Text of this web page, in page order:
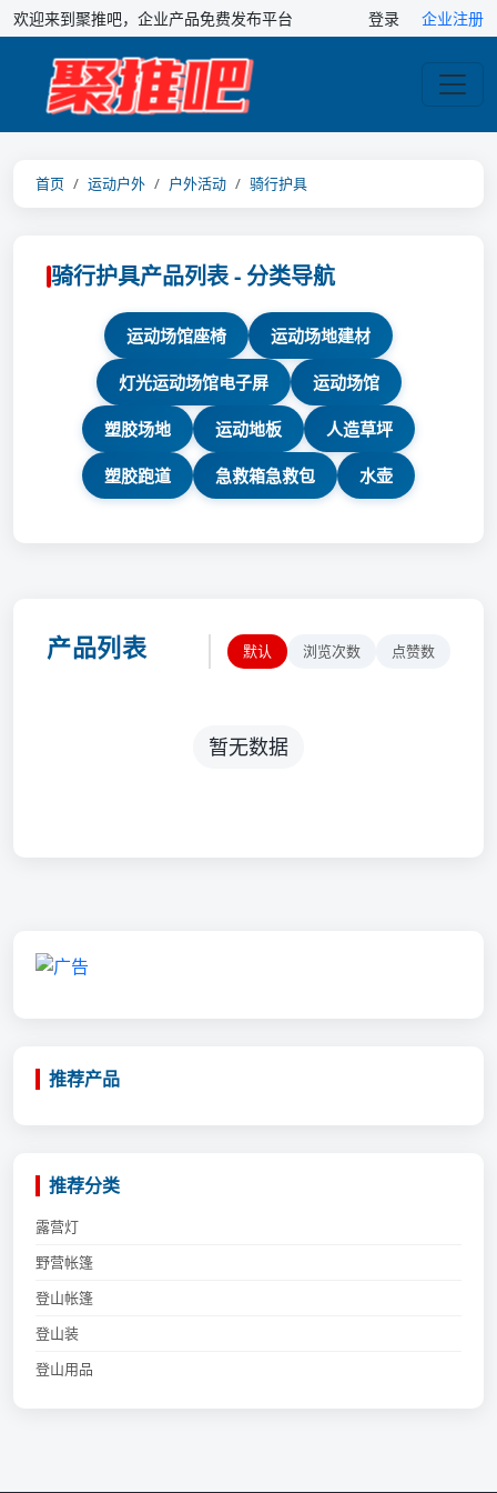
欢迎来到聚推吧，企业产品免费发布平台 登录 企业注册
首页 运动户外 户外活动 骑行护具
骑行护具产品列表 - 分类导航
运动场馆座椅 运动场地建材
灯光运动场馆电子屏 运动场馆
塑胶场地 运动地板 人造草坪
塑胶跑道 急救箱急救包 水壶
产品列表 默认 浏览次数 点赞数
暂无数据
推荐产品
推荐分类
露营灯
野营帐篷
登山帐篷
登山装
登山用品